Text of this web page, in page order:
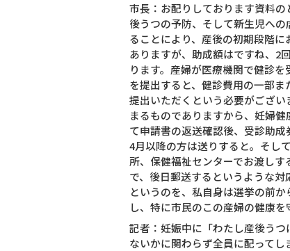
市長：お配りしております資料
後うつの予防、そして新生児へ
ることにより、産後の初期段階
ありますが、助成額はですね、2
ります。産婦が医療機関で健診
を提出すると、健診費用の一部
提出いただくという必要がござ
まるものでありますから、妊婦
て申請書の返送確認後、受診助
4月以降の方は送りすると。そし
所、保健福祉センターでお渡し
で、後日郵送するというような
というのを、私自身は選挙の前
し、特に市民のこの産婦の健康
記者：妊娠中に「わたし産後う
ないかに関わらず全員に配ってし